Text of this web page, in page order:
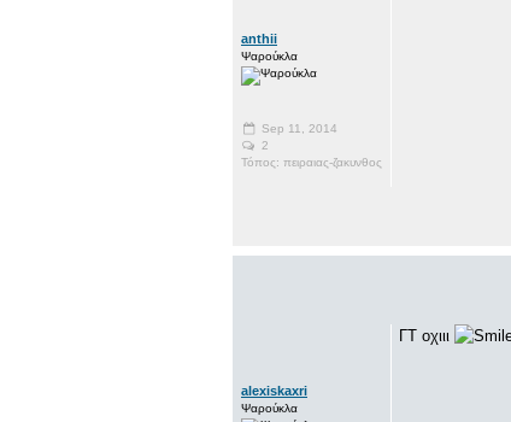
anthii
Ψαρούκλα
Sep 11, 2014
2
Τόπος: πειραιας-ζακυνθος
alexiskaxri
Ψαρούκλα
ΓΤ οχιιι